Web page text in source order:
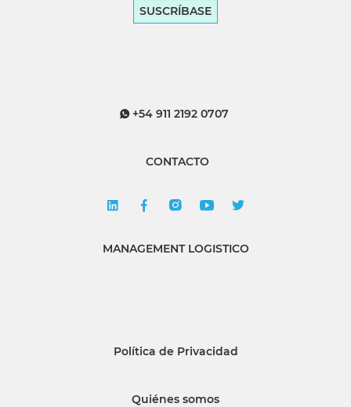
SUSCRÍBASE
+54 911 2192 0707
CONTACTO
MANAGEMENT LOGISTICO
Política de Privacidad
Quiénes somos